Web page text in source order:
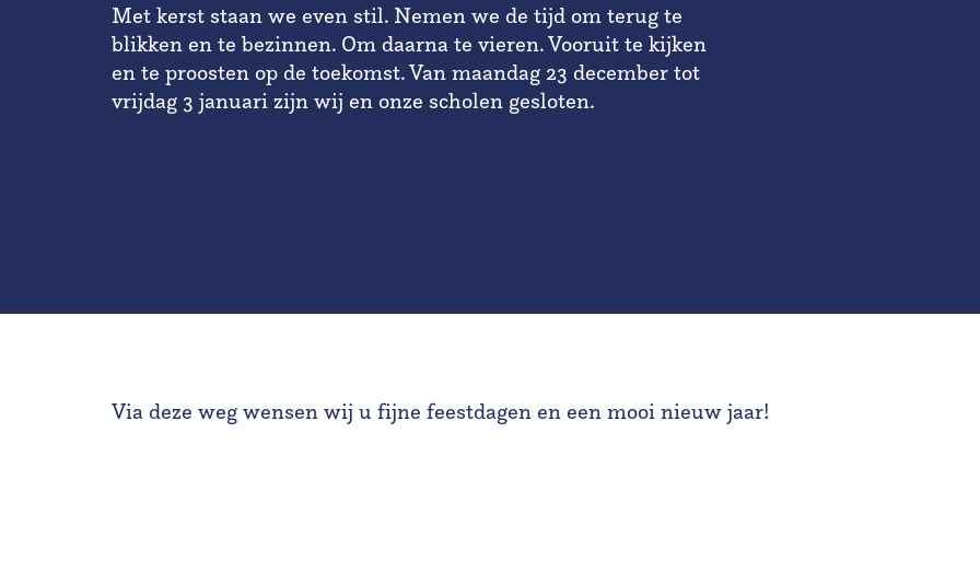
Met kerst staan we even stil. Nemen we de tijd om terug te
blikken en te bezinnen. Om daarna te vieren. Vooruit te kijken
en te proosten op de toekomst. Van maandag 23 december tot
vrijdag 3 januari zijn wij en onze scholen gesloten.
Via deze weg wensen wij u fijne feestdagen en een mooi nieuw jaar!